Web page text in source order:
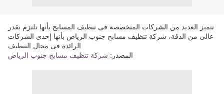
تتميز العديد من الشركات المتخصصة فى تنظيف المسابح بأنها تلتزم بقدر
عالى من الدقة، شركة تنظيف مسابح جنوب الرياض بأنها إحدى الشركات
الرائدة فى مجال التنظيف
المصدر: شركة تنظيف مسابح جنوب الرياض